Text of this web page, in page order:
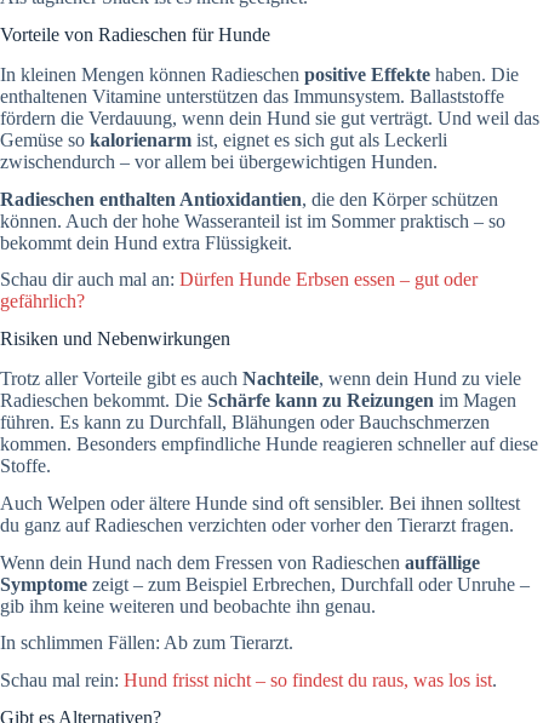
Vorteile von Radieschen für Hunde
In kleinen Mengen können Radieschen positive Effekte haben. Die
enthaltenen Vitamine unterstützen das Immunsystem. Ballaststoffe
fördern die Verdauung, wenn dein Hund sie gut verträgt. Und weil das
Gemüse so kalorienarm ist, eignet es sich gut als Leckerli
zwischendurch – vor allem bei übergewichtigen Hunden.
Radieschen enthalten Antioxidantien, die den Körper schützen
können. Auch der hohe Wasseranteil ist im Sommer praktisch – so
bekommt dein Hund extra Flüssigkeit.
Schau dir auch mal an: Dürfen Hunde Erbsen essen – gut oder
gefährlich?
Risiken und Nebenwirkungen
Trotz aller Vorteile gibt es auch Nachteile, wenn dein Hund zu viele
Radieschen bekommt. Die Schärfe kann zu Reizungen im Magen
führen. Es kann zu Durchfall, Blähungen oder Bauchschmerzen
kommen. Besonders empfindliche Hunde reagieren schneller auf diese
Stoffe.
Auch Welpen oder ältere Hunde sind oft sensibler. Bei ihnen solltest
du ganz auf Radieschen verzichten oder vorher den Tierarzt fragen.
Wenn dein Hund nach dem Fressen von Radieschen auffällige
Symptome zeigt – zum Beispiel Erbrechen, Durchfall oder Unruhe –
gib ihm keine weiteren und beobachte ihn genau.
In schlimmen Fällen: Ab zum Tierarzt.
Schau mal rein: Hund frisst nicht – so findest du raus, was los ist.
Gibt es Alternativen?